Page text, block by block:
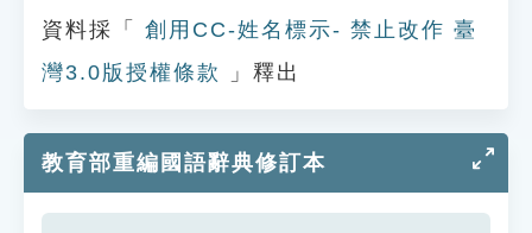
資料採「
創用CC-姓名標示- 禁止改作 臺
灣3.0版授權條款
」釋出
教育部重編國語辭典修訂本